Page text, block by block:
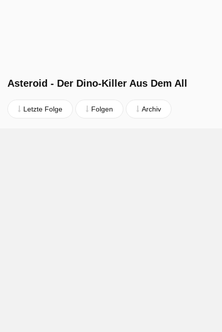
Asteroid - Der Dino-Killer Aus Dem All
Letzte Folge Folgen Archiv